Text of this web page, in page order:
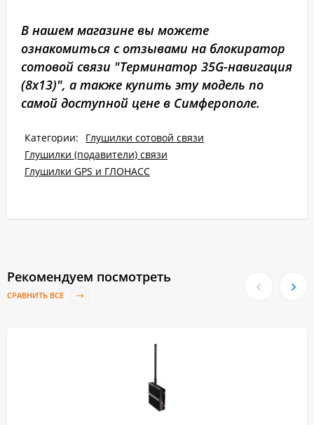
В нашем магазине вы можете
ознакомиться с отзывами на блокиратор
сотовой связи "Терминатор 35G-навигация
(8х13)", а также купить эту модель по
самой доступной цене в Симферополе.
Категории:
Глушилки сотовой связи
Глушилки (подавители) связи
Глушилки GPS и ГЛОНАСС
Рекомендуем посмотреть
СРАВНИТЬ ВСЕ